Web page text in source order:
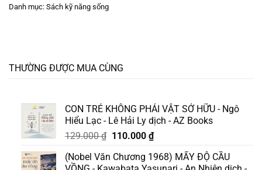
Danh mục: Sách kỹ năng sống
THƯỜNG ĐƯỢC MUA CÙNG
CON TRẺ KHÔNG PHẢI VẬT SỞ HỮU - Ngô
Hiểu Lạc - Lê Hải Ly dịch - AZ Books
129.000₫ Giá
là:
110.000 ₫Giá
tại
(Nobel Văn Chương 1968) MẤY ĐỘ CẦU